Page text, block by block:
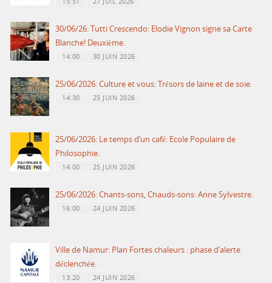
30/06/26: Tutti Crescendo: Elodie Vignon signe sa Carte
Blanche! Deuxième.
14:00 30 JUIN 2026
25/06/2026: Culture et vous: Trésors de laine et de soie.
14:30 25 JUIN 2026
25/06/2026: Le temps d’un café: Ecole Populaire de
Philosophie.
14:00 25 JUIN 2026
25/06/2026: Chants-sons, Chauds-sons: Anne Sylvestre.
16:00 24 JUIN 2026
Ville de Namur: Plan Fortes chaleurs : phase d’alerte
déclenchée.
13:20 24 JUIN 2026